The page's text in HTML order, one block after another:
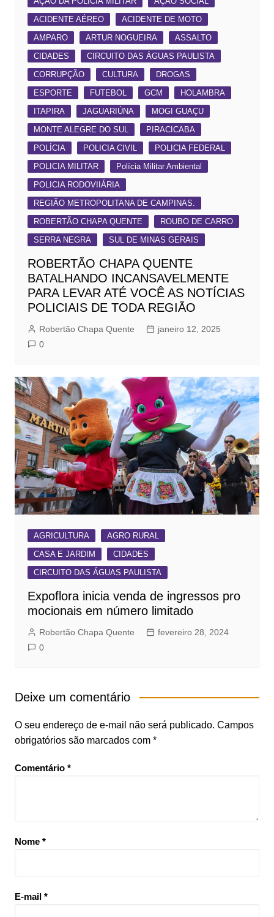
ACIDENTE AÉREO
ACIDENTE DE MOTO
AMPARO
ARTUR NOGUEIRA
ASSALTO
CIDADES
CIRCUITO DAS ÁGUAS PAULISTA
CORRUPÇÃO
CULTURA
DROGAS
ESPORTE
FUTEBOL GCM
HOLAMBRA
ITAPIRA
JAGUARIÚNA
MOGI GUAÇU
MONTE ALEGRE DO SUL
PIRACICABA
POLÍCIA
POLICIA CIVIL
POLICIA FEDERAL
POLICIA MILITAR
Polícia Militar Ambiental
POLICIA RODOVIIÁRIA
REGIÃO METROPOLITANA DE CAMPINAS.
ROBERTÃO CHAPA QUENTE
ROUBO DE CARRO
SERRA NEGRA
SUL DE MINAS GERAIS
ROBERTÃO CHAPA QUENTE
BATALHANDO INCANSAVELMENTE
PARA LEVAR ATÉ VOCÊ AS NOTÍCIAS
POLICIAIS DE TODA REGIÃO
Robertão Chapa Quente
janeiro 12, 2025
0
AGRICULTURA
AGRO RURAL
CASA E JARDIM
CIDADES
CIRCUITO DAS ÁGUAS PAULISTA
Expoflora inicia venda de ingressos pro
mocionais em número limitado
Robertão Chapa Quente
fevereiro 28, 2024
0
Deixe um comentário
O seu endereço de e-mail não será publicado. Campos
obrigatórios são marcados com *
Comentário *
Nome *
E-mail *